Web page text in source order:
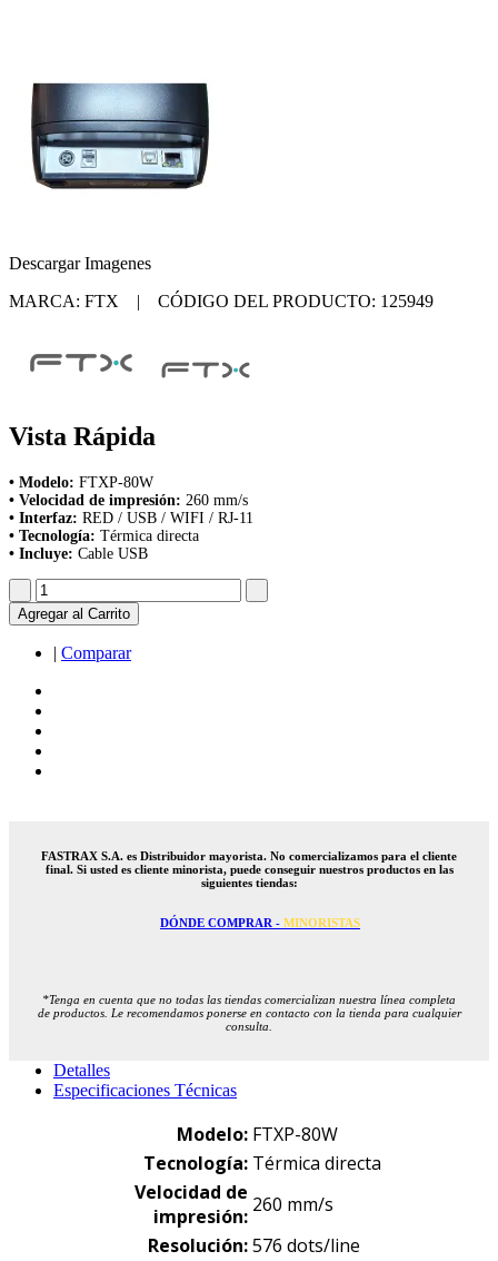
Descargar Imagenes
MARCA: FTX | CÓDIGO DEL PRODUCTO: 125949
Vista Rápida
• Modelo: FTXP-80W
• Velocidad de impresión: 260 mm/s
• Interfaz: RED / USB / WIFI / RJ-11
• Tecnología: Térmica directa
• Incluye: Cable USB
Agregar al Carrito
| Comparar
FASTRAX S.A. es Distribuidor mayorista. No comercializamos para el cliente
final. Si usted es cliente minorista, puede conseguir nuestros productos en las
siguientes tiendas:
DÓNDE COMPRAR - MINORISTAS
*Tenga en cuenta que no todas las tiendas comercializan nuestra línea completa
de productos. Le recomendamos ponerse en contacto con la tienda para cualquier
consulta.
Detalles
Especificaciones Técnicas
Modelo: FTXP-80W
Tecnología: Térmica directa
Velocidad de
impresión: 260 mm/s
Resolución: 576 dots/line